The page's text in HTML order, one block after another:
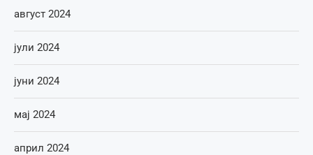
август 2024
јули 2024
јуни 2024
мај 2024
април 2024